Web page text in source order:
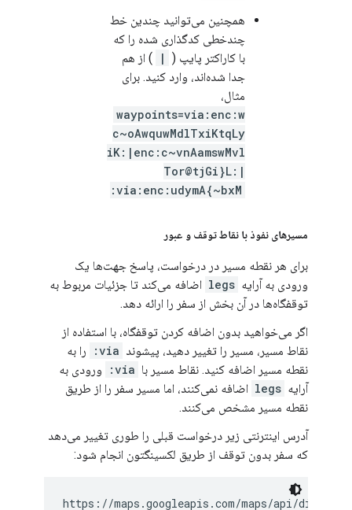
همچنین می‌توانید چندین خط
چندخطی کدگذاری شده را که
با کاراکتر پایپ ( |
) از هم
جدا شده‌اند، وارد کنید. برای
مثال،
waypoints=via:enc:w
c~oAwquwMdlTxiKtqLy
iK:|enc:c~vnAamswMvl
Tor@tjGi}L:|
via:enc:udymA{~bxM:
مسیرهای نفوذ با نقاط توقف و عبور
برای هر نقطه مسیر در درخواست، پاسخ جهت‌ها یک
ورودی به آرایه legs اضافه می‌کند تا جزئیات مربوط به
توقفگاه‌ها در آن بخش از سفر را ارائه دهد.
اگر می‌خواهید بدون اضافه کردن توقفگاه، با استفاده از
نقاط مسیر، مسیر را تغییر دهید، پیشوند via:
را به
نقطه مسیر اضافه کنید. نقاط مسیر با via:
ورودی به
آرایه legs اضافه نمی‌کنند، اما مسیر سفر را از طریق
نقطه مسیر مشخص می‌کنند.
آدرس اینترنتی زیر درخواست قبلی را طوری تغییر می‌دهد
که سفر بدون توقف از طریق لکسینگتون انجام شود:
https://maps.googleapis.com/maps/api/